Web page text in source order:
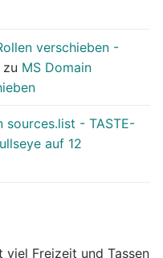
verschieben -
zu MS Domain
sources.list - TASTE-
auf 12
viel Freizeit und Tassen